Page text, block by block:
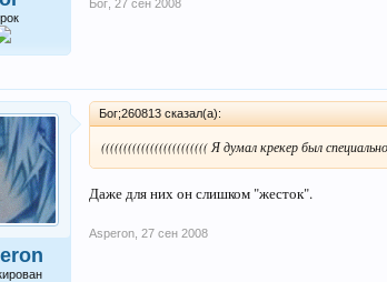
Бог 27 сен 2008
Бог;260813 сказал(а):
(((((((((((((((((((((((( Я думал крекер был
Даже для них он слишком "жесток".
Asperon 27 сен 2008